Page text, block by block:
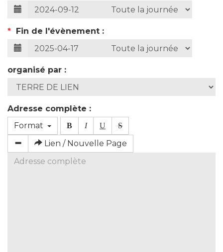
* Fin de l'évènement :
organisé par :
Adresse complète :
Format
B I U S
Lien / Nouvelle Page